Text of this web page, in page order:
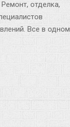
отделка,
Все в одном